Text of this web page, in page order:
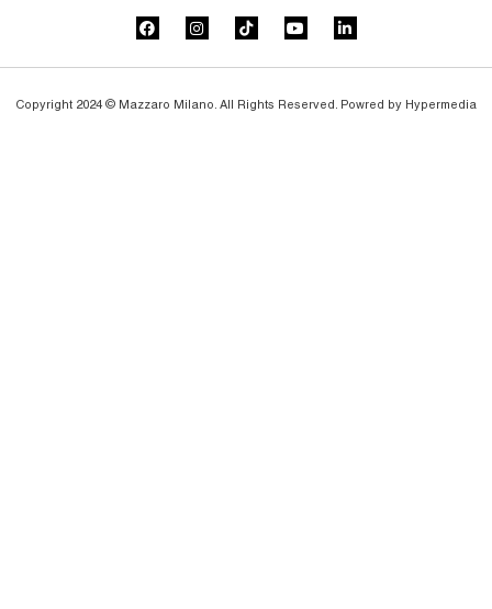
Copyright 2024 © Mazzaro Milano. All Rights Reserved. Powred by Hypermedia